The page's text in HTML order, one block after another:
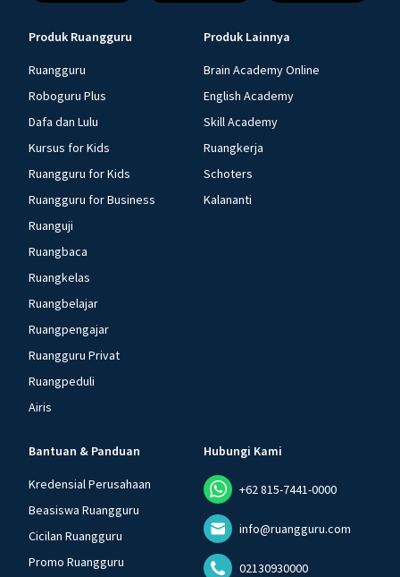
Produk Ruangguru
Ruangguru
Roboguru Plus
Dafa dan Lulu
Kursus for Kids
Ruangguru for Kids
Ruangguru for Business
Ruanguji
Ruangbaca
Ruangkelas
Ruangbelajar
Ruangpengajar
Ruangguru Privat
Ruangpeduli
Airis
Produk Lainnya
Brain Academy Online
English Academy
Skill Academy
Ruangkerja
Schoters
Kalananti
Bantuan & Panduan
Kredensial Perusahaan
Beasiswa Ruangguru
Cicilan Ruangguru
Promo Ruangguru
Hubungi Kami
+62 815-7441-0000
info@ruangguru.com
02130930000